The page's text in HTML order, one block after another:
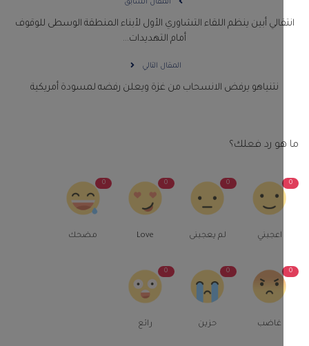
المقال السابق
أبين ينظم اللقاء التشاوري الأول لأبناء المنطقة الوسطى للوقوف
أمام التهديدات...
المقال التالي
نتنياهو يرفض الانسحاب من غزة ويعلن رفضه لمسودة أمريكية
رد فعلك؟
لم يعجبنى مضحك